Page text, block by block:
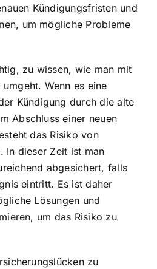
Kündigungsfristen und
um mögliche Probleme
zu wissen, wie man mit
Wenn es eine
Kündigung durch die alte
Abschluss einer neuen
das Risiko von
In dieser Zeit ist man
abgesichert, falls
eintritt. Es ist daher
Lösungen und
um das Risiko zu
zu